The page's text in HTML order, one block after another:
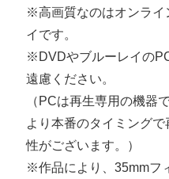
※高画質なのはオンライ
イです。
※DVDやブルーレイの
遠慮ください。
（PCは再生専用の機器
より本番のタイミング
性がございます。）
※作品により、35mmフ